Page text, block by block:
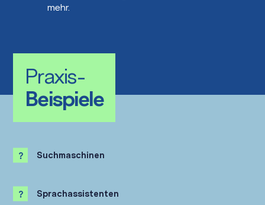
mehr.
Praxis-
Beispiele
Suchmaschinen
Sprachassistenten